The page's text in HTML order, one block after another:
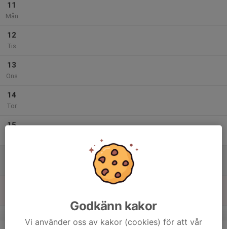
11
Mån
12
Tis
13
Ons
14
Tor
15
v.42
Godkänn kakor
Vi använder oss av kakor (cookies) för att vår